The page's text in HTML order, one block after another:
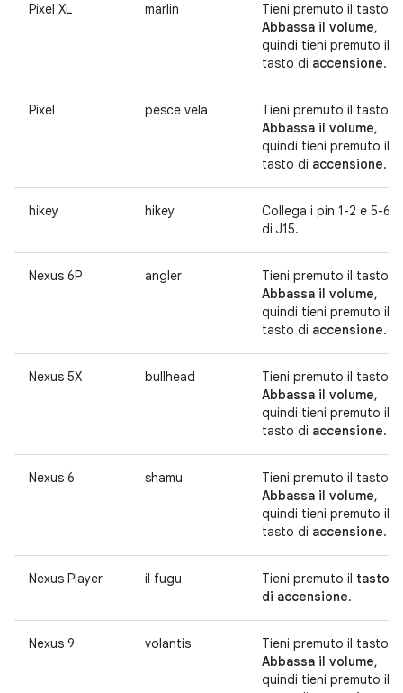
Pixel XL marlin
Tieni premuto il tasto
Abbassa il volume,
quindi tieni premuto il
tasto di accensione.
Pixel pesce vela
Tieni premuto il tasto
Abbassa il volume,
quindi tieni premuto il
tasto di accensione.
hikey hikey
Collega i pin 1-2 e 5-6
di J15.
Nexus 6P angler
Tieni premuto il tasto
Abbassa il volume,
quindi tieni premuto il
tasto di accensione.
Nexus 5X bullhead
Tieni premuto il tasto
Abbassa il volume,
quindi tieni premuto il
tasto di accensione.
Nexus 6 shamu
Tieni premuto il tasto
Abbassa il volume,
quindi tieni premuto il
tasto di accensione.
Nexus Player il fugu Tieni premuto il tasto
di accensione.
Nexus 9 volantis
Tieni premuto il tasto
Abbassa il volume,
quindi tieni premuto il